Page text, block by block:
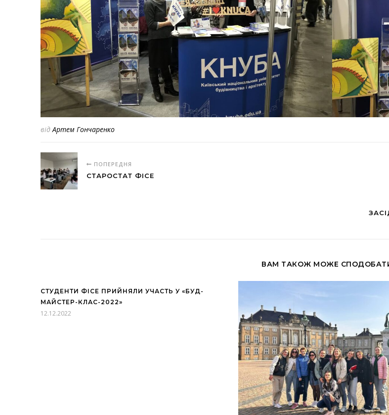
відАртем Гончаренко
ПОПЕРЕДНЯ
СТАРОСТАТ ФІСЕ
ВАМ ТАКОЖ МОЖЕ
СТУДЕНТИ ФІСЕ ПРИЙНЯЛИ УЧАСТЬ У «БУД-
МАЙСТЕР-КЛАС-2022»
12.12.2022